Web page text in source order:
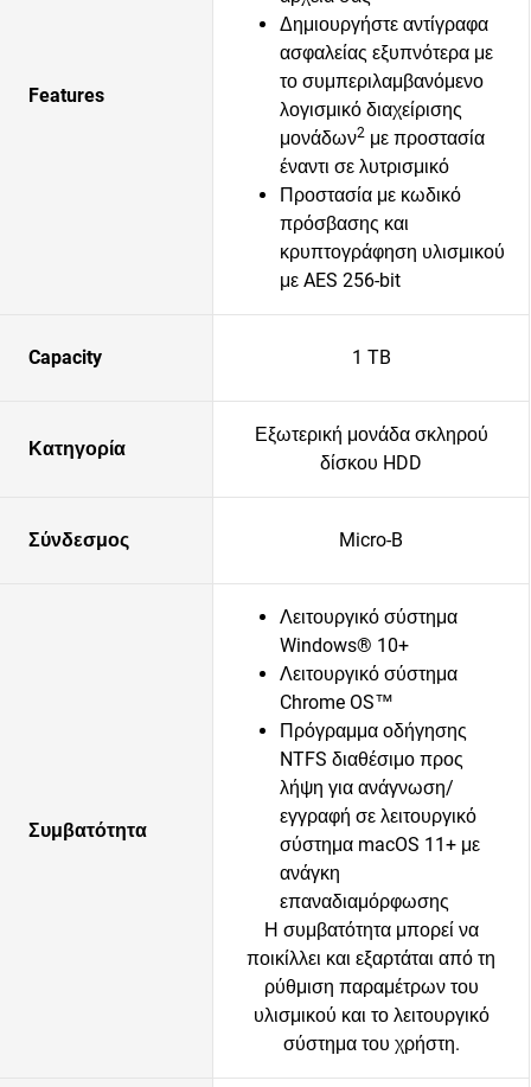
Features
Δημιουργήστε αντίγραφα
ασφαλείας εξυπνότερα με
το συμπεριλαμβανόμενο
λογισμικό διαχείρισης
μονάδων2 με προστασία
έναντι σε λυτρισμικό
Προστασία με κωδικό
πρόσβασης και
κρυπτογράφηση υλισμικού
με AES 256-bit
Capacity 1 TB
Κατηγορία
Εξωτερική μονάδα σκληρού
δίσκου HDD
Σύνδεσμος Micro-B
Συμβατότητα
Λειτουργικό σύστημα
Windows® 10+
Λειτουργικό σύστημα
Chrome OS™
Πρόγραμμα οδήγησης
NTFS διαθέσιμο προς
λήψη για ανάγνωση/
εγγραφή σε λειτουργικό
σύστημα macOS 11+ με
ανάγκη
επαναδιαμόρφωσης
Η συμβατότητα μπορεί να
ποικίλλει και εξαρτάται από τη
ρύθμιση παραμέτρων του
υλισμικού και το λειτουργικό
σύστημα του χρήστη.